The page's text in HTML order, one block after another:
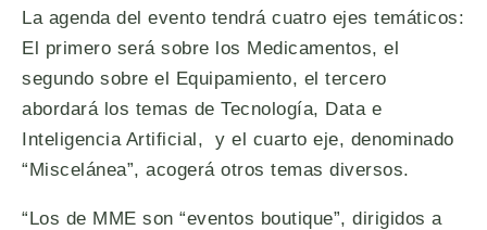
La agenda del evento tendrá cuatro ejes temáticos:
El primero será sobre los Medicamentos, el
segundo sobre el Equipamiento, el tercero
abordará los temas de Tecnología, Data e
Inteligencia Artificial, y el cuarto eje, denominado
“Miscelánea”, acogerá otros temas diversos.
“Los de MME son “eventos boutique”, dirigidos a